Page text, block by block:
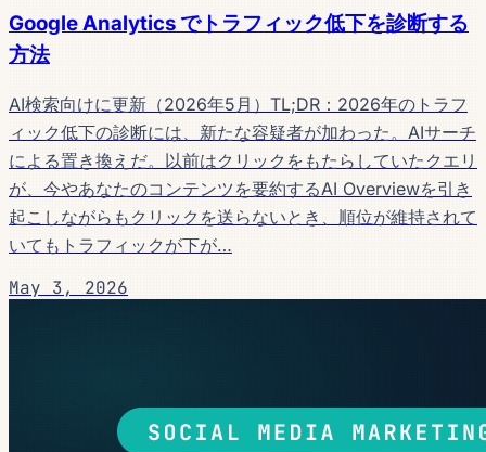
Google Analytics でトラフィック低下を診断する
方法
AI検索向けに更新（2026年5月）TL;DR：2026年のトラフ
ィック低下の診断には、新たな容疑者が加わった。AIサーチ
による置き換えだ。以前はクリックをもたらしていたクエリ
が、今やあなたのコンテンツを要約するAI Overviewを引き
起こしながらもクリックを送らないとき、順位が維持されて
いてもトラフィックが下が…
May 3, 2026